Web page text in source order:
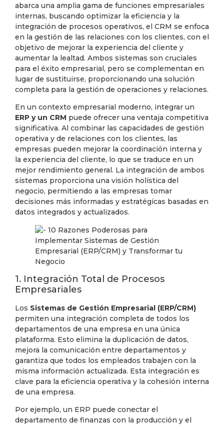
abarca una amplia gama de funciones empresariales
internas, buscando optimizar la eficiencia y la
integración de procesos operativos, el CRM se enfoca
en la gestión de las relaciones con los clientes, con el
objetivo de mejorar la experiencia del cliente y
aumentar la lealtad. Ambos sistemas son cruciales
para el éxito empresarial, pero se complementan en
lugar de sustituirse, proporcionando una solución
completa para la gestión de operaciones y relaciones.
En un contexto empresarial moderno, integrar un
ERP y un CRM puede ofrecer una ventaja competitiva
significativa. Al combinar las capacidades de gestión
operativa y de relaciones con los clientes, las
empresas pueden mejorar la coordinación interna y
la experiencia del cliente, lo que se traduce en un
mejor rendimiento general. La integración de ambos
sistemas proporciona una visión holística del
negocio, permitiendo a las empresas tomar
decisiones más informadas y estratégicas basadas en
datos integrados y actualizados.
1. Integración Total de Procesos
Empresariales
Los Sistemas de Gestión Empresarial (ERP/CRM)
permiten una integración completa de todos los
departamentos de una empresa en una única
plataforma. Esto elimina la duplicación de datos,
mejora la comunicación entre departamentos y
garantiza que todos los empleados trabajen con la
misma información actualizada. Esta integración es
clave para la eficiencia operativa y la cohesión interna
de una empresa.
Por ejemplo, un ERP puede conectar el
departamento de finanzas con la producción y el